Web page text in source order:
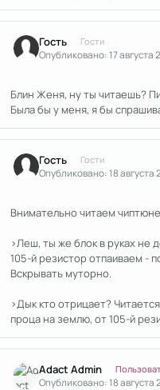
Гость Гости
Опубликовано:17 августа
Блин Женя, ну ты читаешь?
Была бы у меня, я бы
Гость Гости
Опубликовано:18 августа
Внимательно читаем
>Леш, ты же блок в руках не
105-й резистор отпаиваем -
Вскрывать муторно.
>Дык кто отрицает?
проца на землю, от 105-й
Adact Admin
Опубликовано:18 августа